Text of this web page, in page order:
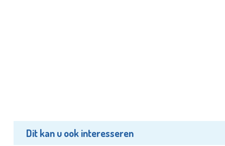
Dit kan u ook interesseren